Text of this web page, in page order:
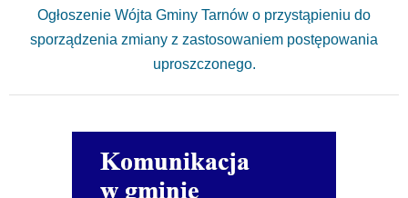
Ogłoszenie Wójta Gminy Tarnów o przystąpieniu do
sporządzenia zmiany z zastosowaniem postępowania
uproszczonego.